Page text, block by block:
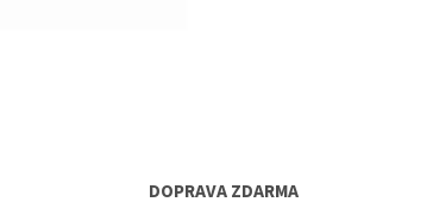
DOPRAVA ZDARMA